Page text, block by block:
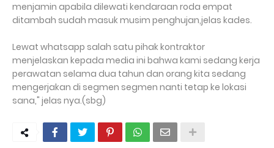
menjamin apabila dilewati kendaraan roda empat
ditambah sudah masuk musim penghujan,jelas kades.
Lewat whatsapp salah satu pihak kontraktor
menjelaskan kepada media ini bahwa kami sedang kerja
perawatan selama dua tahun dan orang kita sedang
mengerjakan di segmen segmen nanti tetap ke lokasi
sana," jelas nya.(sbg)